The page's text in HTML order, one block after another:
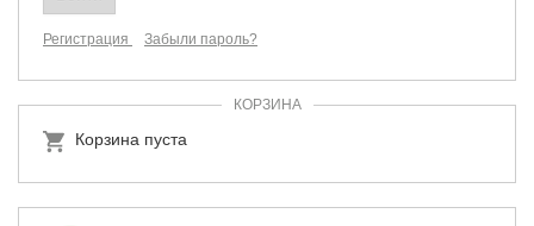
Регистрация Забыли пароль?
КОРЗИНА
Корзина пуста